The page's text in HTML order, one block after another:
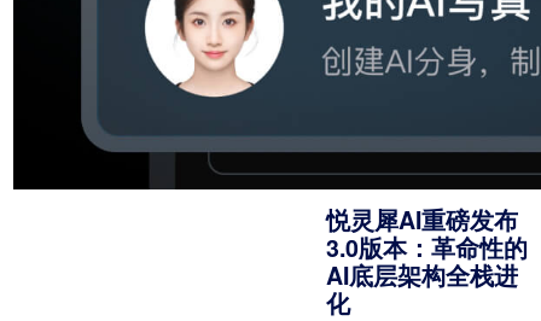
悦灵犀AI重磅发布
3.0版本：革命性的
AI底层架构全栈进
化